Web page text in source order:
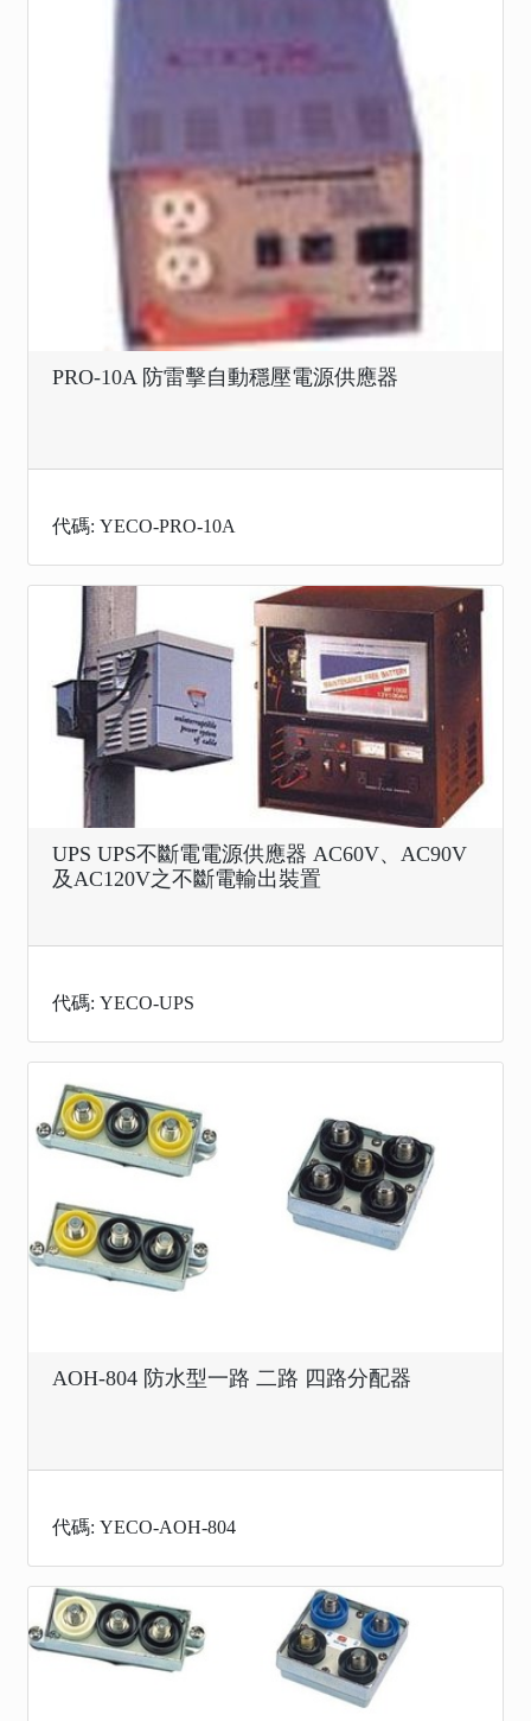
PRO-10A 防雷擊自動穩壓電源供應器
代碼: YECO-PRO-10A
UPS UPS不斷電電源供應器 AC60V、AC90V
及AC120V之不斷電輸出裝置
代碼: YECO-UPS
AOH-804 防水型一路 二路 四路分配器
代碼: YECO-AOH-804